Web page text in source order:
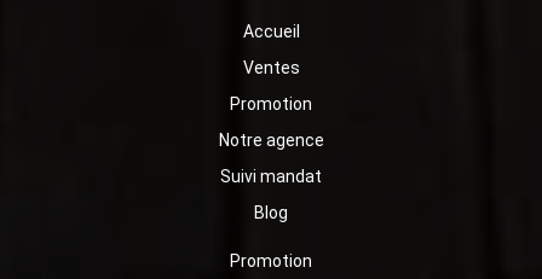
Accueil
Ventes
Promotion
Notre agence
Suivi mandat
Blog
Promotion